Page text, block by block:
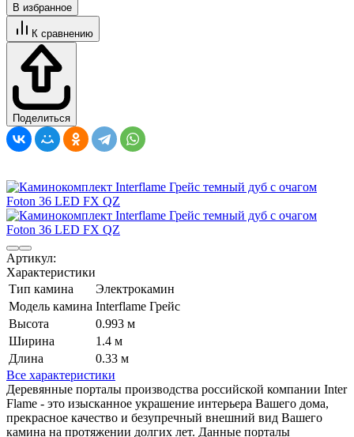
В избранное
К сравнению
Поделиться
Артикул:
Характеристики
Тип камина
Электрокамин
Модель камина Interflame Грейс
Высота
0.993 м
Ширина
1.4 м
Длина
0.33 м
Все характеристики
Деревянные порталы производства российской компании Inter
Flame - это изысканное украшение интерьера Вашего дома,
прекрасное качество и безупречный внешний вид Вашего
камина на протяжении долгих лет. Данные порталы